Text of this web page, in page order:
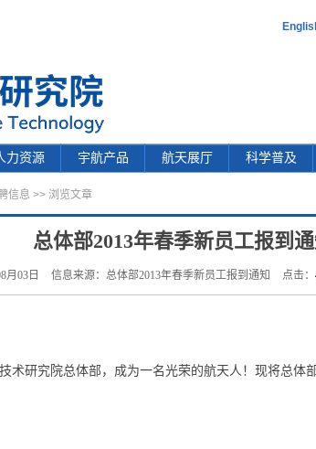
力资源 宇航产品 航天展厅 科学普及
信息 >> 浏览文章
总体部2013年春季新员工报到
月03日 信息来源：总体部2013年春季新员工报到通知 点击：
术研究院总体部，成为一名光荣的航天人！现将总体